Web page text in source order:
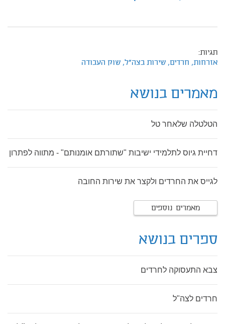
תגיות:
אזרחות, חרדים, שירות בצה"ל, שוק העבודה
מאמרים בנושא
הטלטלה שלאחר טל
דחיית גיוס לתלמידי ישיבות "שתורתם אומנותם" - מתווה לפתרון
לגייס את החרדים ולקצר את שירות החובה
מאמרים נוספים
ספרים בנושא
צבא התעסוקה לחרדים
חרדים לצה"ל